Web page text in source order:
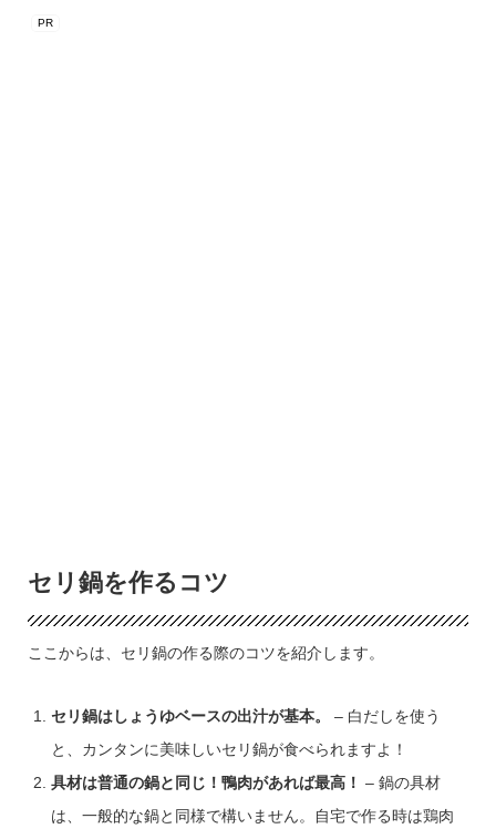
セリ鍋を作るコツ
ここからは、セリ鍋の作る際のコツを紹介します。
セリ鍋はしょうゆベースの出汁が基本。
– 白だしを使う
と、カンタンに美味しいセリ鍋が食べられますよ！
具材は普通の鍋と同じ！鴨肉があれば最高！ – 鍋の具材
は、一般的な鍋と同様で構いません。自宅で作る時は鶏肉